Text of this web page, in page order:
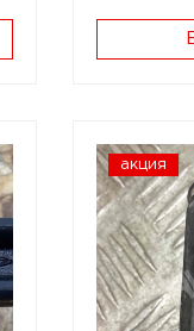
акция